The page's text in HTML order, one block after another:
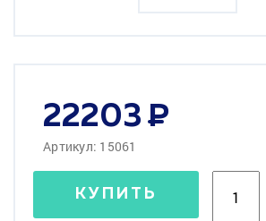
22203
Артикул: 15061
КУПИТЬ